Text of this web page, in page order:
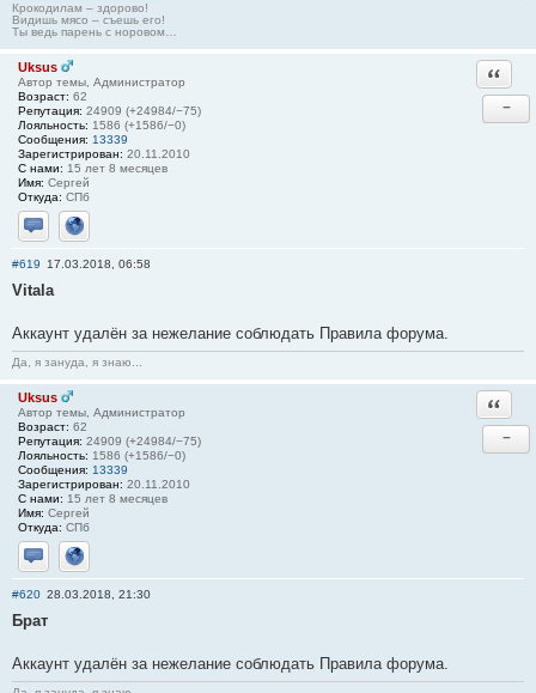
Крокодилам – здорово!
Видишь мясо – съешь его!
Ты ведь парень с норовом…
Uksus
Автор темы, Администратор
Возраст: 62
Репутация: 24909 (+24984/−75)
Лояльность: 1586 (+1586/−0)
Сообщения: 13339
Зарегистрирован: 20.11.2010
С нами: 15 лет 8 месяцев
Имя: Сергей
Откуда: СПб
Отправить личное сообщение
Сайт
−
#619 17.03.2018, 06:58
Vitala
Аккаунт удалён за нежелание соблюдать Правила форума.
Да, я зануда, я знаю...
Uksus
Автор темы, Администратор
Возраст: 62
Репутация: 24909 (+24984/−75)
Лояльность: 1586 (+1586/−0)
Сообщения: 13339
Зарегистрирован: 20.11.2010
С нами: 15 лет 8 месяцев
Имя: Сергей
Откуда: СПб
Отправить личное сообщение
Сайт
−
#620 28.03.2018, 21:30
Брат
Аккаунт удалён за нежелание соблюдать Правила форума.